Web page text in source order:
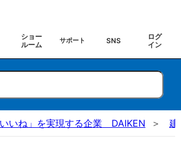
ショー
ルーム
サポート SNS
ログ
イン
いいね」を実現する企業 DAIKEN 建